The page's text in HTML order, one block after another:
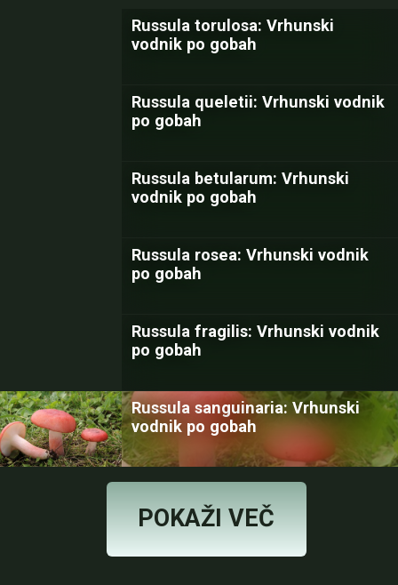
Russula torulosa: Vrhunski
vodnik po gobah
Russula queletii: Vrhunski vodnik
po gobah
Russula betularum: Vrhunski
vodnik po gobah
Russula rosea: Vrhunski vodnik
po gobah
Russula fragilis: Vrhunski vodnik
po gobah
Russula sanguinaria: Vrhunski
vodnik po gobah
POKAŽI VEČ